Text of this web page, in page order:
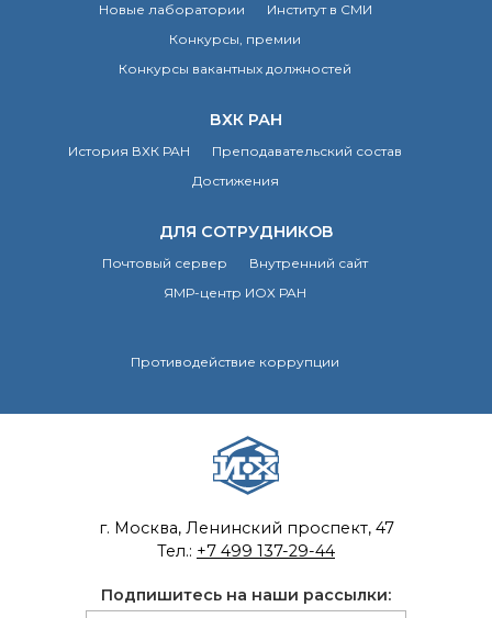
Новые лаборатории
Институт в СМИ
Конкурсы, премии
Конкурсы вакантных должностей
ВХК РАН
История ВХК РАН
Преподавательский состав
Достижения
ДЛЯ СОТРУДНИКОВ
Почтовый сервер
Внутренний сайт
ЯМР-центр ИОХ РАН
Противодействие коррупции
г. Москва, Ленинский проспект, 47
Тел.: +7 499 137-29-44
Подпишитесь на наши рассылки: